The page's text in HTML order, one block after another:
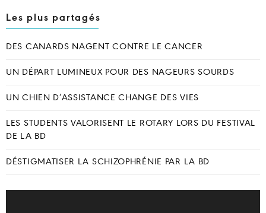
Les plus partagés
DES CANARDS NAGENT CONTRE LE CANCER
UN DÉPART LUMINEUX POUR DES NAGEURS SOURDS
UN CHIEN D’ASSISTANCE CHANGE DES VIES
LES STUDENTS VALORISENT LE ROTARY LORS DU FESTIVAL
DE LA BD
DÉSTIGMATISER LA SCHIZOPHRÉNIE PAR LA BD